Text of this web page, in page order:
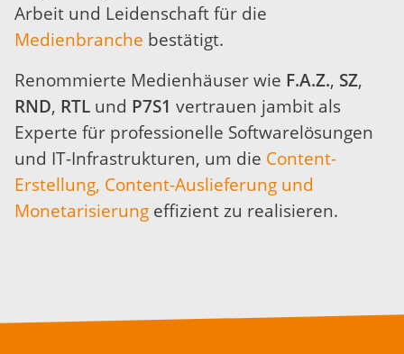
Arbeit und Leidenschaft für die
Medienbranche bestätigt.
Renommierte Medienhäuser wie F.A.Z.​​, SZ,
RND, RTL und P7S1 vertrauen jambit als
Experte für professionelle Softwarelösungen
und IT-Infrastrukturen, um die Content-
Erstellung, Content-Auslieferung und
Monetarisierung effizient zu realisieren.